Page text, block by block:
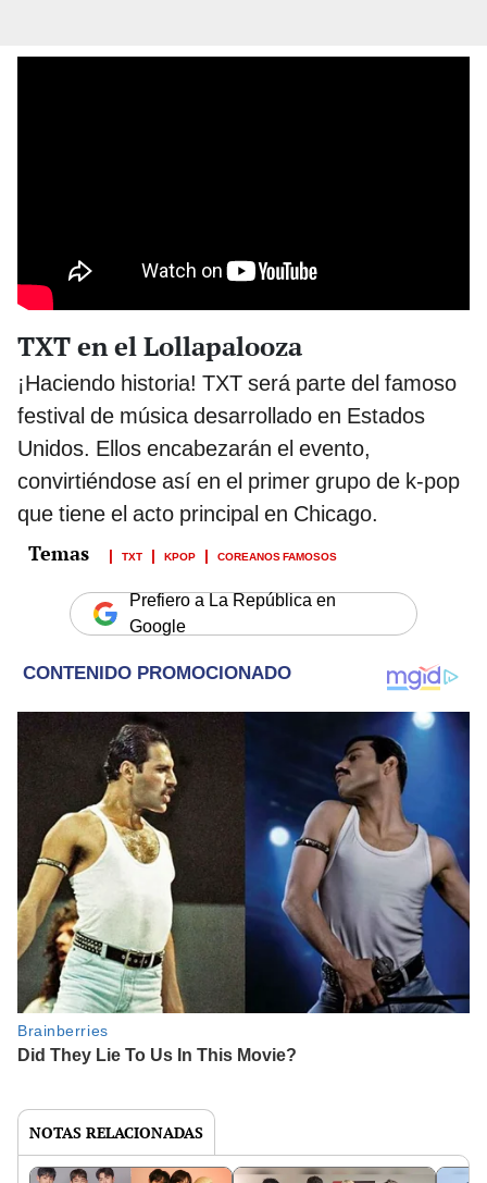
TXT en el Lollapalooza
¡Haciendo historia! TXT será parte del famoso
festival de música desarrollado en Estados
Unidos. Ellos encabezarán el evento,
convirtiéndose así en el primer grupo de k-pop
que tiene el acto principal en Chicago.
TXT KPOP COREANOS FAMOSOS
Prefiero a La República en
Google
NOTAS RELACIONADAS